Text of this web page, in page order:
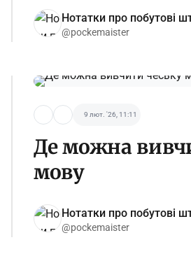
Нотатки про побутові
@pockemaister
9 лют. '26, 11:11
Де можна
мову
Нотатки про побутові
@pockemaister